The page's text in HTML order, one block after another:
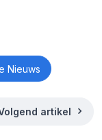
Nieuws
artikel